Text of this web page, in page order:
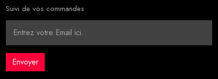
Suivi de vos commandes